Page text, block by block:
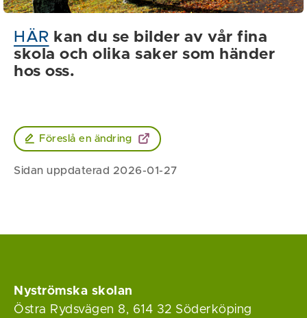
HÄR kan du se bilder av vår fina
skola och olika saker som händer
hos oss.
Föreslå en ändring
Sidan uppdaterad 2026-01-27
Nyströmska skolan
Östra Rydsvägen 8, 614 32 Söderköping